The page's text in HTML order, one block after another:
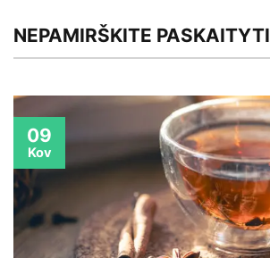
NEPAMIRŠKITE PASKAITYTI
09
Kov